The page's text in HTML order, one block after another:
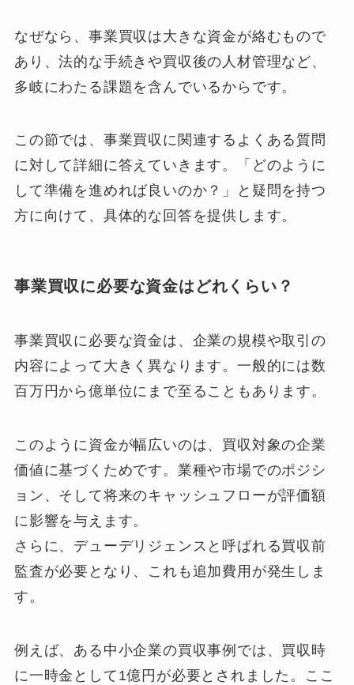
なぜなら、事業買収は大きな資金が絡むもので
あり、法的な手続きや買収後の人材管理など、
多岐にわたる課題を含んでいるからです。
この節では、事業買収に関連するよくある質問
に対して詳細に答えていきます。「どのように
して準備を進めれば良いのか？」と疑問を持つ
方に向けて、具体的な回答を提供します。
事業買収に必要な資金はどれくらい？
事業買収に必要な資金は、企業の規模や取引の
内容によって大きく異なります。一般的には数
百万円から億単位にまで至ることもあります。
このように資金が幅広いのは、買収対象の企業
価値に基づくためです。業種や市場でのポジシ
ョン、そして将来のキャッシュフローが評価額
に影響を与えます。
さらに、デューデリジェンスと呼ばれる買収前
監査が必要となり、これも追加費用が発生しま
す。
例えば、ある中小企業の買収事例では、買収時
に一時金として1億円が必要とされました。ここ